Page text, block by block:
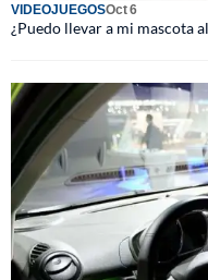
VIDEOJUEGOSOct 6
¿Puedo llevar a mi mascota